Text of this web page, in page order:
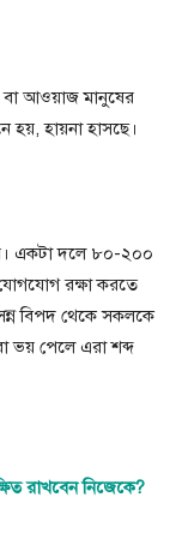
আওয়াজ মানুষের
হয়, হায়না হাসছে।
একটা দলে ৮০-২০০
রক্ষা করতে
বিপদ থেকে সকলকে
ভয় পেলে এরা শব্দ
রাখবেন নিজেকে?